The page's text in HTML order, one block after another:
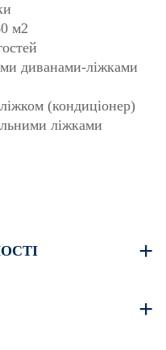
м2
диванами-ліжками
(кондиціонер)
ліжками